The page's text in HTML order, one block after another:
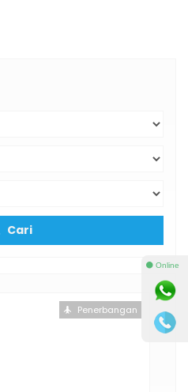
Cari
Penerbangan
⚫ Online